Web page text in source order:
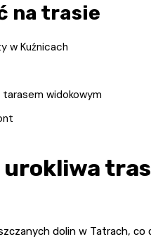
na trasie
w Kuźnicach
tarasem widokowym
urokliwa
dolin w Tatrach,